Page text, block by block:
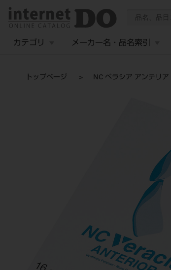
カテゴリ メーカー名・品名索引
トップページ NC ベラシア アンテ